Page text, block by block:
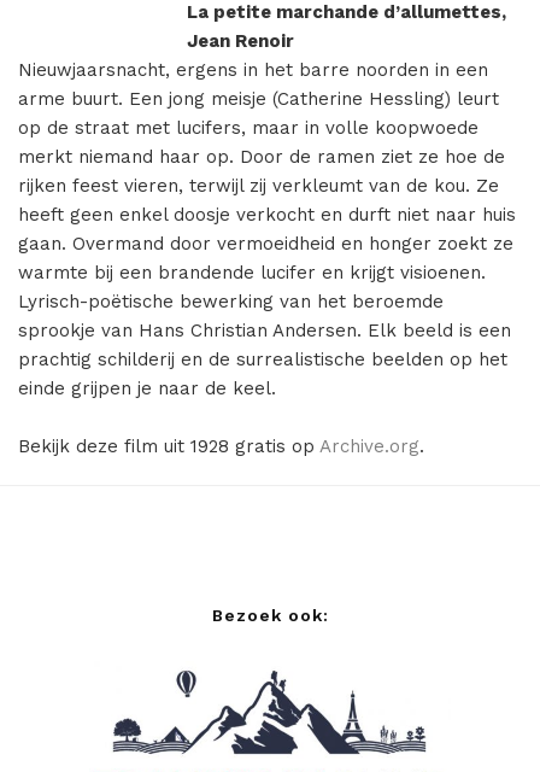
La petite marchande d’allumettes,
Jean Renoir
Nieuwjaarsnacht, ergens in het barre noorden in een
arme buurt. Een jong meisje (Catherine Hessling) leurt
op de straat met lucifers, maar in volle koopwoede
merkt niemand haar op. Door de ramen ziet ze hoe de
rijken feest vieren, terwijl zij verkleumt van de kou. Ze
heeft geen enkel doosje verkocht en durft niet naar huis
gaan. Overmand door vermoeidheid en honger zoekt ze
warmte bij een brandende lucifer en krijgt visioenen.
Lyrisch-poëtische bewerking van het beroemde
sprookje van Hans Christian Andersen. Elk beeld is een
prachtig schilderij en de surrealistische beelden op het
einde grijpen je naar de keel.
Bekijk deze film uit 1928 gratis op Archive.org.
Bezoek ook: